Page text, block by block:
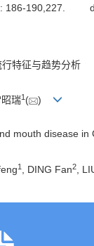
: 186-190,227.
特征与趋势分析
瑞1 ( )
mouth disease
1 , DING Fan2 ,